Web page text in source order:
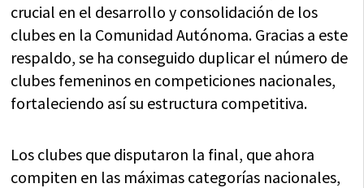
crucial en el desarrollo y consolidación de los
clubes en la Comunidad Autónoma. Gracias a este
respaldo, se ha conseguido duplicar el número de
clubes femeninos en competiciones nacionales,
fortaleciendo así su estructura competitiva.
Los clubes que disputaron la final, que ahora
compiten en las máximas categorías nacionales,